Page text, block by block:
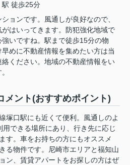
駅 徒歩25分
ョンです。風通しが良好なので、
はいってきます。防犯強化地域で
いですね。駅まで徒歩15分の物
めに不動産情報を集めたい方は当
ください。地域の不動産情報をい
メント(おすすめポイント)
塚口駅にも近くて便利。風通しのよ
できる場所にあり、行き先に応じ
す。車をお持ちの方にもオススメ
る物件です。尼崎市エリアと福知山
ン、賃貸アパートをお探しの方はぜ